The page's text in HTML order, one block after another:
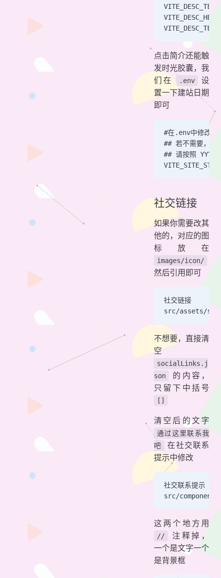
点击简介还能触
发时光胶囊，我
们在
.env
设
置一下建站日期
即可
#在.env中修改建
## 若不需要，请
## 请按照 YYYY-
社交链接
如果你需要改其
他的，对应的图
标放在
images/icon/
然后引用即可
社交链接
src/assets/
不想要，直接清
空
socialLinks.j
son
的内容，
只留下中括号
[]
清空后的文字
通过这里联系我
吧
在社交联系
提示中修改
社交联系提示
src/
这两个地方用
//
注释掉，
一个是文字一个
是背景框